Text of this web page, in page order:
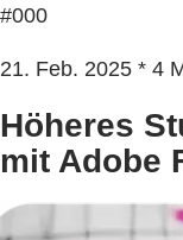
#000
21. Feb. 2025 * 4
Höheres
mit Adobe